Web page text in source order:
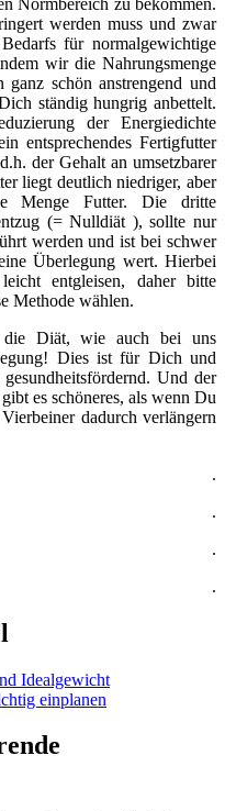
werden muss und zwar
für normalgewichtige
wir die Nahrungsmenge
schön anstrengend und
ständig hungrig anbettelt.
der Energiedichte
entsprechendes Fertigfutter
der Gehalt an umsetzbarer
liegt deutlich niedriger, aber
Menge Futter. Die dritte
(= Nulldiät ), sollte nur
werden und ist bei schwer
Überlegung wert. Hierbei
entgleisen, daher bitte
Methode wählen.
die Diät, wie auch bei uns
Dies ist für Dich und
Und der
es schöneres, als wenn Du
dadurch verlängern
.
.
.
.
Idealgewicht
einplanen